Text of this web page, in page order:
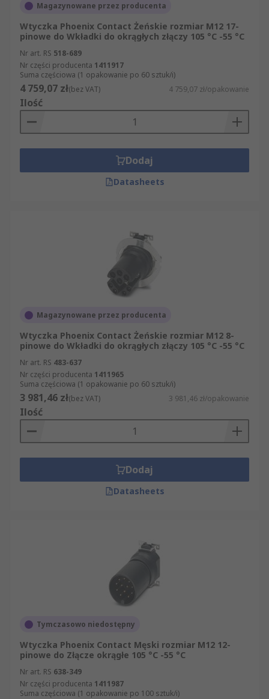
Magazynowane przez producenta
Wtyczka Phoenix Contact Żeńskie rozmiar M12 17-
pinowe do Wkładki do okrągłych złączy 105 °C -55 °C
Nr art. RS 518-689
Nr części producenta 1411917
Suma częściowa (1 opakowanie po 60 sztuk/i)
4 759,07 zł(bez VAT) 4 759,07 zł/opakowanie
Ilość
Dodaj
Datasheets
Magazynowane przez producenta
Wtyczka Phoenix Contact Żeńskie rozmiar M12 8-
pinowe do Wkładki do okrągłych złączy 105 °C -55 °C
Nr art. RS 483-637
Nr części producenta 1411965
Suma częściowa (1 opakowanie po 60 sztuk/i)
3 981,46 zł(bez VAT) 3 981,46 zł/opakowanie
Ilość
Dodaj
Datasheets
Tymczasowo niedostępny
Wtyczka Phoenix Contact Męski rozmiar M12 12-
pinowe do Złącze okrągłe 105 °C -55 °C
Nr art. RS 638-349
Nr części producenta 1411987
Suma częściowa (1 opakowanie po 100 sztuk/i)